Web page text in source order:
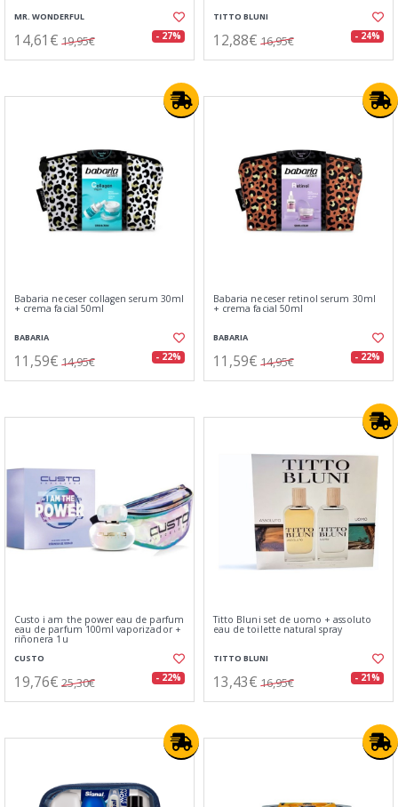
MR. WONDERFUL
14,61€ 19,95€ - 27%
TITTO BLUNI
12,88€ 16,95€ - 24%
Babaria neceser collagen serum 30ml
+ crema facial 50ml
BABARIA
11,59€ 14,95€ - 22%
Babaria neceser retinol serum 30ml
+ crema facial 50ml
BABARIA
11,59€ 14,95€ - 22%
Custo i am the power eau de parfum
eau de parfum 100ml vaporizador +
riñonera 1u
CUSTO
19,76€ 25,30€ - 22%
Titto Bluni set de uomo + assoluto
eau de toilette natural spray
TITTO BLUNI
13,43€ 16,95€ - 21%